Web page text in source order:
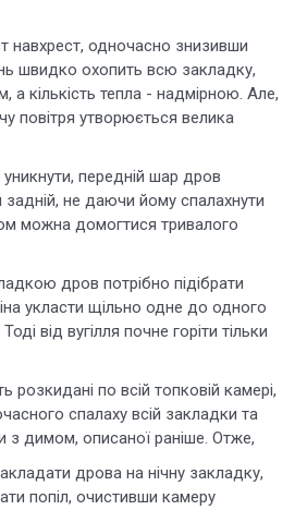
навхрест, одночасно знизивши
швидко охопить всю закладку,
а кількість тепла - надмірною. Але,
повітря утворюється велика
передній шар дров
не даючи йому спалахнути
можна домогтися тривалого
дров потрібно підібрати
укласти щільно одне до одного
від вугілля почне горіти тільки
розкидані по всій топковій камері,
спалаху всій закладки та
з димом, описаної раніше. Отже,
дрова на нічну закладку,
попіл, очистивши камеру